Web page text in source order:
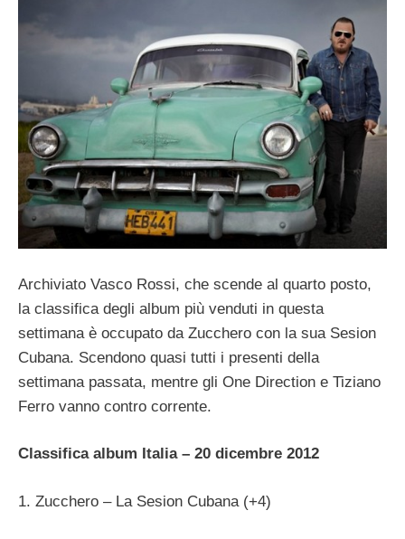
Archiviato Vasco Rossi, che scende al quarto posto,
la classifica degli album più venduti in questa
settimana è occupato da Zucchero con la sua Sesion
Cubana. Scendono quasi tutti i presenti della
settimana passata, mentre gli One Direction e Tiziano
Ferro vanno contro corrente.
Classifica album Italia – 20 dicembre 2012
1. Zucchero – La Sesion Cubana (+4)